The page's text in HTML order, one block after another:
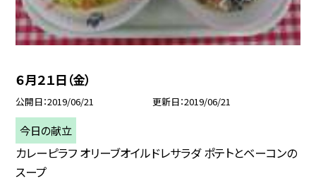
６月２１日（金）
公開日 2019/06/21 更新日 2019/06/21
今日の献立
カレーピラフ オリーブオイルドレサラダ ポテトとベーコンの
スープ